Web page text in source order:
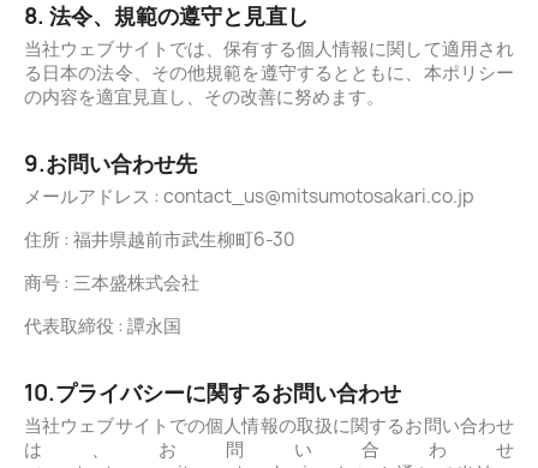
8. 法令、規範の遵守と見直し
当社ウェブサイトでは、保有する個人情報に関して適用され
る日本の法令、その他規範を遵守するとともに、本ポリシー
の内容を適宜見直し、その改善に努めます。
9.お問い合わせ先
メールアドレス : contact_us@mitsumotosakari.co.jp
住所 : 福井県越前市武生柳町6-30
商号 : 三本盛株式会社
代表取締役 : 譚永国
10.プライバシーに関するお問い合わせ
当社ウェブサイトでの個人情報の取扱に関するお問い合わせ
は、お問い合わせ